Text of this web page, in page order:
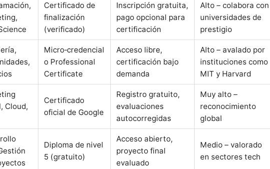
Certificado de
finalización
(verificado)
Inscripción gratuita,
pago opcional para
certificación
Alto – colabora con
universidades de
prestigio
Micro‑credencial
o Professional
Certificate
Acceso libre,
certificación bajo
demanda
Alto – avalado por
instituciones como
MIT y Harvard
Cloud,
Certificado
oficial de Google
Registro gratuito,
evaluaciones
autocorregidas
Muy alto –
reconocimiento
global
Diploma de nivel
5 (gratuito)
Acceso abierto,
proyecto final
evaluado
Medio – valorado
en sectores tech